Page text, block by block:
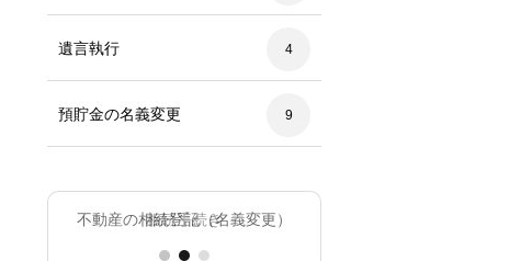
遺言執行 4
預貯金の名義変更 9
不動産の相続登記（名義変更）
相続手続き
相続税の申告